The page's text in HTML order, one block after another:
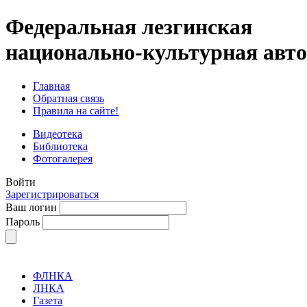
Федеральная лезгинская
национально-культурная
Главная
Обратная связь
Правила на сайте!
Видеотека
Библиотека
Фотогалерея
Войти
Зарегистрироваться
Ваш логин
Пароль
ФЛНКА
ЛНКА
Газета